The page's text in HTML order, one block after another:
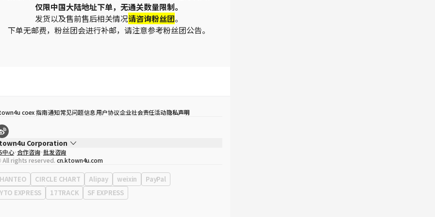
仅限中国大陆地址下单，无通关数量限制。
发货以及售前售后相关情况请咨询粉丝团。
下单无邮费，粉丝团会进行补邮，请注意参考粉丝团公告。
coex 指南通知常见问题信息用户协议企业社会责任活动隐私声明
Corporation
宋効珉
业执照 120-87-71116
地址 首尔特别市 江南区 岭东大路 513号 3楼 （三成洞， coex)
中心 合作咨询 批发咨询
rights reserved. cn.ktown4u.com
HANTEO CIRCLE CHART Alipay weixin
PayPal
YTO EXPRESS
17TRACK SF EXPRESS